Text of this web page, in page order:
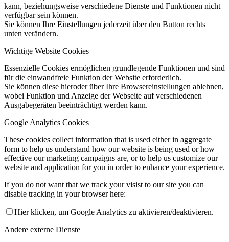
kann, beziehungsweise verschiedene Dienste und Funktionen nicht
verfügbar sein können.
Sie können Ihre Einstellungen jederzeit über den Button rechts
unten verändern.
Wichtige Website Cookies
Essenzielle Cookies ermöglichen grundlegende Funktionen und sind
für die einwandfreie Funktion der Website erforderlich.
Sie können diese hieroder über Ihre Browsereinstellungen ablehnen,
wobei Funktion und Anzeige der Webseite auf verschiedenen
Ausgabegeräten beeinträchtigt werden kann.
Google Analytics Cookies
These cookies collect information that is used either in aggregate
form to help us understand how our website is being used or how
effective our marketing campaigns are, or to help us customize our
website and application for you in order to enhance your experience.
If you do not want that we track your visist to our site you can
disable tracking in your browser here:
Hier klicken, um Google Analytics zu aktivieren/deaktivieren.
Andere externe Dienste